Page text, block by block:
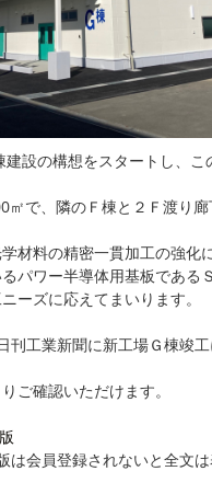
設の構想をスタートし、こ
㎡で、隣のＦ棟と２Ｆ渡り
材料の精密一貫加工の強化に
パワー半導体用基板である
ーズに応えてまいります。
刊工業新聞に新工場Ｇ棟竣
ご確認いただけます。
は会員登録されないと全文は